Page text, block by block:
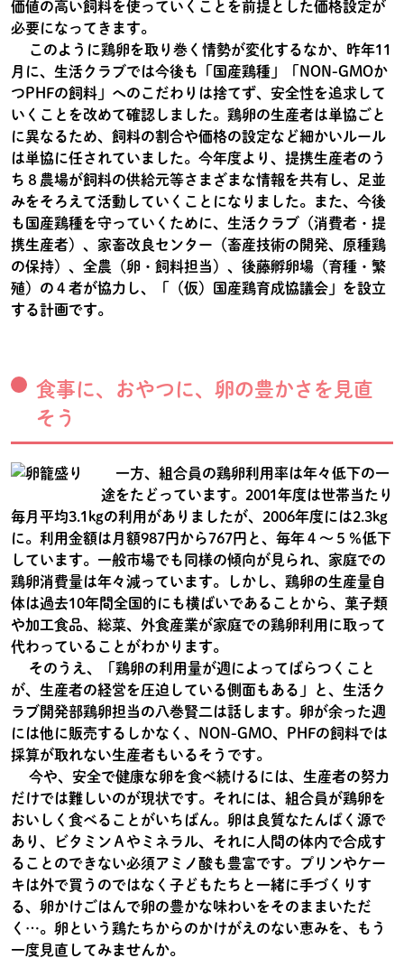
価値の高い飼料を使っていくことを前提とした価格設定が
必要になってきます。
このように鶏卵を取り巻く情勢が変化するなか、昨年11
月に、生活クラブでは今後も「国産鶏種」「NON-GMOか
つPHFの飼料」へのこだわりは捨てず、安全性を追求して
いくことを改めて確認しました。鶏卵の生産者は単協ごと
に異なるため、飼料の割合や価格の設定など細かいルール
は単協に任されていました。今年度より、提携生産者のう
ち８農場が飼料の供給元等さまざまな情報を共有し、足並
みをそろえて活動していくことになりました。また、今後
も国産鶏種を守っていくために、生活クラブ（消費者・提
携生産者）、家畜改良センター（畜産技術の開発、原種鶏
の保持）、全農（卵・飼料担当）、後藤孵卵場（育種・繁
殖）の４者が協力し、「（仮）国産鶏育成協議会」を設立
する計画です。
食事に、おやつに、卵の豊かさを見直
そう
一方、組合員の鶏卵利用率は年々低下の一
途をたどっています。2001年度は世帯当たり
毎月平均3.1kgの利用がありましたが、2006年度には2.3kg
に。利用金額は月額987円から767円と、毎年４～５％低下
しています。一般市場でも同様の傾向が見られ、家庭での
鶏卵消費量は年々減っています。しかし、鶏卵の生産量自
体は過去10年間全国的にも横ばいであることから、菓子類
や加工食品、総菜、外食産業が家庭での鶏卵利用に取って
代わっていることがわかります。
そのうえ、「鶏卵の利用量が週によってばらつくこと
が、生産者の経営を圧迫している側面もある」と、生活ク
ラブ開発部鶏卵担当の八巻賢二は話します。卵が余った週
には他に販売するしかなく、NON-GMO、PHFの飼料では
採算が取れない生産者もいるそうです。
今や、安全で健康な卵を食べ続けるには、生産者の努力
だけでは難しいのが現状です。それには、組合員が鶏卵を
おいしく食べることがいちばん。卵は良質なたんぱく源で
あり、ビタミンＡやミネラル、それに人間の体内で合成す
ることのできない必須アミノ酸も豊富です。プリンやケー
キは外で買うのではなく子どもたちと一緒に手づくりす
る、卵かけごはんで卵の豊かな味わいをそのままいただ
く…。卵という鶏たちからのかけがえのない恵みを、もう
一度見直してみませんか。